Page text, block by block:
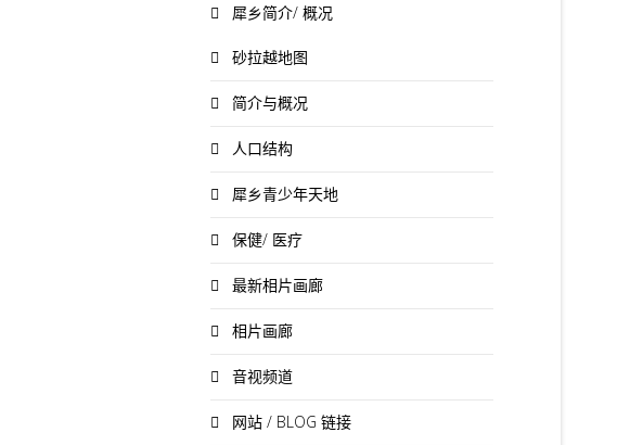
犀乡简介/ 概况
砂拉越地图
简介与概况
人口结构
犀乡青少年天地
保健/ 医疗
最新相片画廊
相片画廊
音视频道
网站 / BLOG 链接